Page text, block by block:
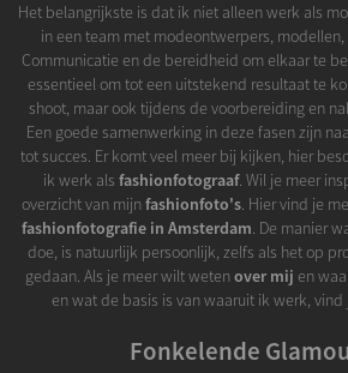
Het belangrijkste is dat ik niet alleen werk als
in een team met modeontwerpers,
Communicatie en de bereidheid om elkaar te
essentieel om tot een uitstekend resultaat te
shoot, maar ook tijdens de voorbereiding en
Een goede samenwerking in deze fasen zijn
tot succes. Er komt veel meer bij kijken, hier
ik werk als fashionfotograaf. Wil je meer
overzicht van mijnfashionfoto's. Hier vind je
fashionfotografie in Amsterdam. De manier
doe, is natuurlijk persoonlijk, zelfs als het op
gedaan. Als je meer wilt wetenover mij en
en wat de basis is van waaruit ik werk, vind
Fonkelende